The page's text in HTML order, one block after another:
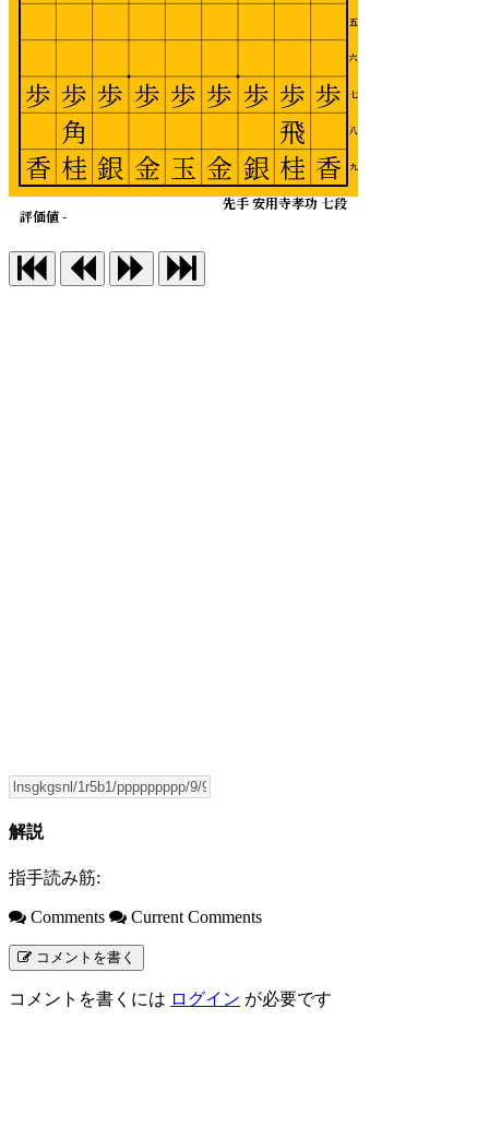
五
六
七
八
九
先手 安用寺孝功 七段
評価値 -
歩
香
歩
飛
桂
歩
銀
歩
金
歩
玉
歩
金
歩
銀
歩
角
桂
歩
香
解説
指手読み筋:
Comments Current Comments
コメントを書く
コメントを書くには ログイン が必要です